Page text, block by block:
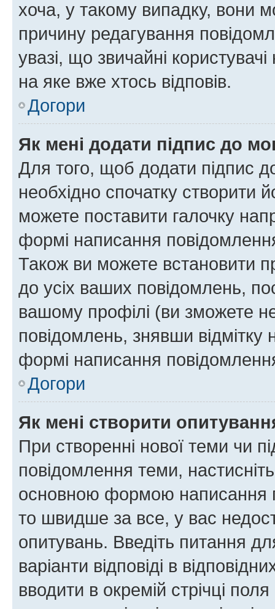
хоча, у такому випадку, вони
причину редагування
увазі, що звичайні
на яке вже хтось відповів.
Догори
Як мені додати підпис до
Для того, щоб додати підпис
необхідно спочатку створити
можете поставити галочку
формі написання
Також ви можете встановити
до усіх ваших повідомлень,
вашому профілі (ви зможете
повідомлень, знявши відмітку
формі написання
Догори
Як мені створити
При створенні нової теми чи
повідомлення теми,
основною формою написання
то швидше за все, у вас
опитувань. Введіть питання
варіанти відповіді в
вводити в окремій стрічці